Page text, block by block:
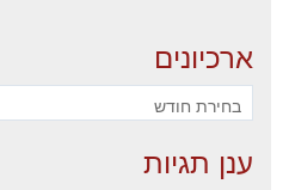
ארכיונים
ענן תגיות